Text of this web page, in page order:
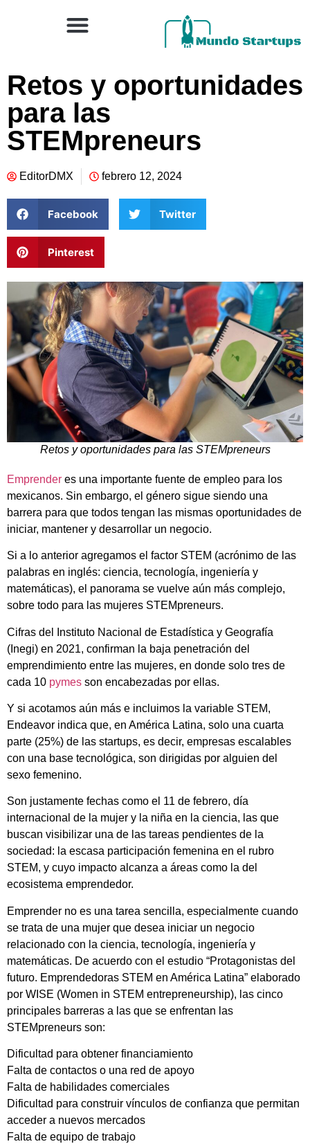
Retos y oportunidades
para las
STEMpreneurs
EditorDMX febrero 12, 2024
Facebook Twitter
Pinterest
Retos y oportunidades para las STEMpreneurs
Emprender es una importante fuente de empleo para los
mexicanos. Sin embargo, el género sigue siendo una
barrera para que todos tengan las mismas oportunidades de
iniciar, mantener y desarrollar un negocio.
Si a lo anterior agregamos el factor STEM (acrónimo de las
palabras en inglés: ciencia, tecnología, ingeniería y
matemáticas), el panorama se vuelve aún más complejo,
sobre todo para las mujeres STEMpreneurs.
Cifras del Instituto Nacional de Estadística y Geografía
(Inegi) en 2021, confirman la baja penetración del
emprendimiento entre las mujeres, en donde solo tres de
cada 10 pymes son encabezadas por ellas.
Y si acotamos aún más e incluimos la variable STEM,
Endeavor indica que, en América Latina, solo una cuarta
parte (25%) de las startups, es decir, empresas escalables
con una base tecnológica, son dirigidas por alguien del
sexo femenino.
Son justamente fechas como el 11 de febrero, día
internacional de la mujer y la niña en la ciencia, las que
buscan visibilizar una de las tareas pendientes de la
sociedad: la escasa participación femenina en el rubro
STEM, y cuyo impacto alcanza a áreas como la del
ecosistema emprendedor.
Emprender no es una tarea sencilla, especialmente cuando
se trata de una mujer que desea iniciar un negocio
relacionado con la ciencia, tecnología, ingeniería y
matemáticas. De acuerdo con el estudio “Protagonistas del
futuro. Emprendedoras STEM en América Latina” elaborado
por WISE (Women in STEM entrepreneurship), las cinco
principales barreras a las que se enfrentan las
STEMpreneurs son:
Dificultad para obtener financiamiento
Falta de contactos o una red de apoyo
Falta de habilidades comerciales
Dificultad para construir vínculos de confianza que permitan
acceder a nuevos mercados
Falta de equipo de trabajo